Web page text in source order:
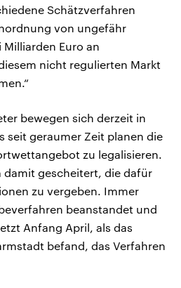
Schätzverfahren
von ungefähr
Euro an
nicht regulierten Markt
bewegen sich derzeit in
seit geraumer Zeit planen die
zu legalisieren.
damit gescheitert, die dafür
zu vergeben. Immer
beanstandet und
Anfang April, als das
befand, das Verfahren